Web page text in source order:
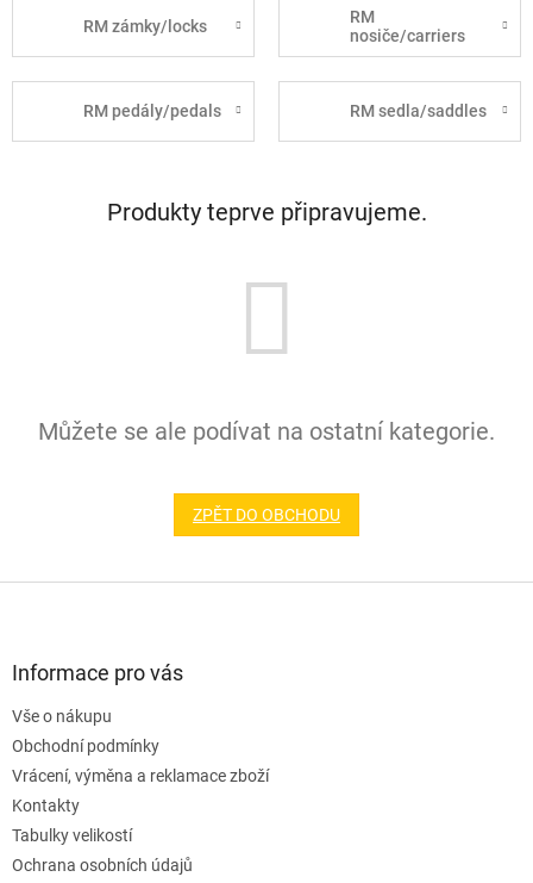
RM zámky/locks
RM
nosiče/carriers
RM pedály/pedals RM sedla/saddles
Produkty teprve připravujeme.
Můžete se ale podívat na ostatní kategorie.
ZPĚT DO OBCHODU
Informace pro vás
Vše o nákupu
Obchodní podmínky
Vrácení, výměna a reklamace zboží
Kontakty
Tabulky velikostí
Ochrana osobních údajů